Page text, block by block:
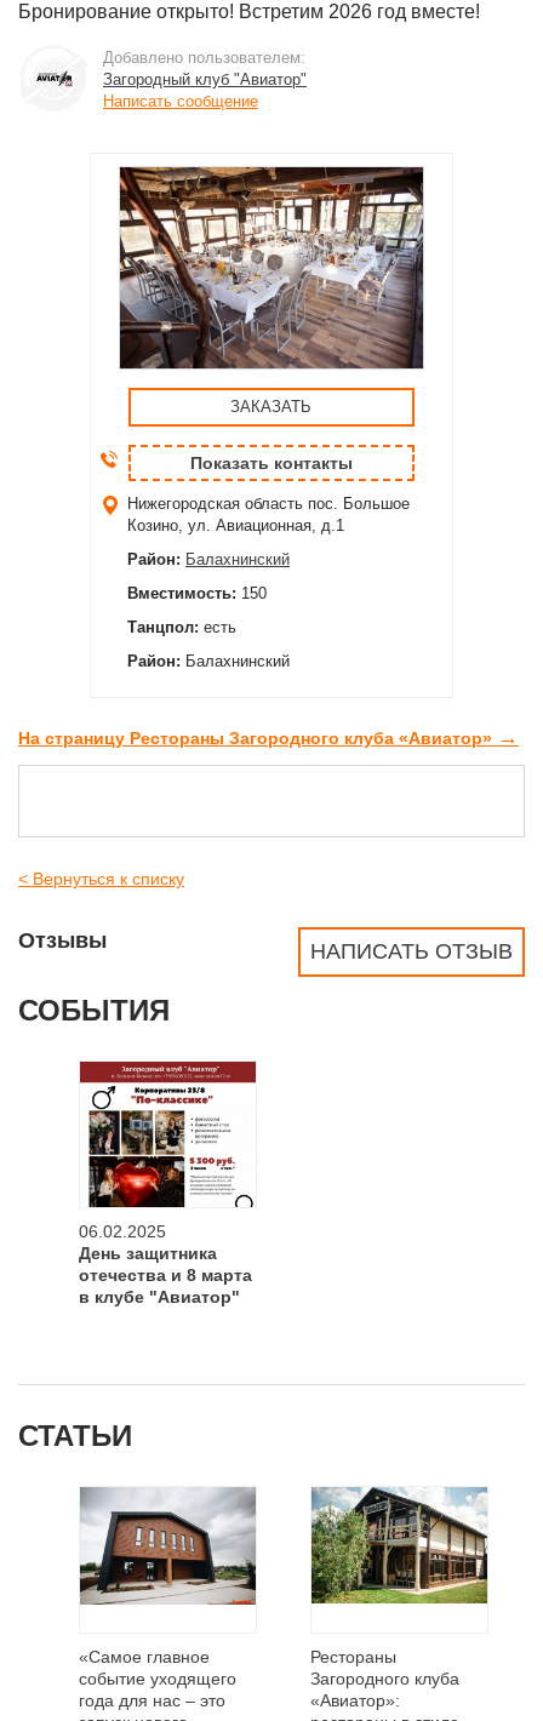
Бронирование открыто! Встретим 2026 год вместе!
Добавлено пользователем:
Загородный клуб "Авиатор"
Написать сообщение
ЗАКАЗАТЬ
Показать контакты
Нижегородская область пос. Большое
Козино, ул. Авиационная, д.1
Район: Балахнинский
Вместимость: 150
Танцпол: есть
Район: Балахнинский
На страницу Рестораны Загородного клуба «Авиатор» →
< Вернуться к списку
НАПИСАТЬ ОТЗЫВ
Отзывы
СОБЫТИЯ
06.02.2025
День защитника
отечества и 8 марта
в клубе "Авиатор"
СТАТЬИ
«Самое главное
событие уходящего
года для нас – это
Рестораны
Загородного клуба
«Авиатор»: